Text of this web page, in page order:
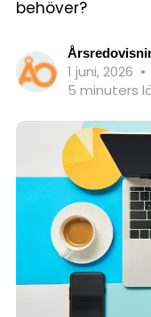
behöver?
1 juni, 2026 •
5 minuters